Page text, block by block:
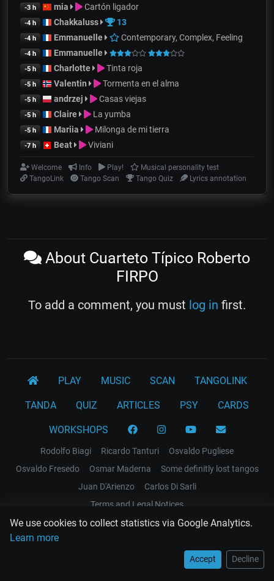
We use cookies to collect statistics via Google Analytics.
Learn more
Accept Decline
-3 h mia Cartón ligador
-4 h Chakkaluss 13
-4 h Emmanuelle Contemporary, Complex, Feeling
-4 h Emmanuelle
-5 h Charlotte Tinta roja
-5 h Valentin Tormenta en el alma
-5 h andrzej Casas viejas
-5 h Claire La yumba
-5 h Mariia Milonga de mi tierra
-7 h Beat Viviani
Welcome Info Play!
Musical personality test
TangoLink
Tango Scan Tango Quiz Lyrics annotation
About Cuarteto Típico Roberto
FIRPO
To add a comment, you must log in first.
PLAY MUSIC SCAN TANGOLINK
TANDA QUIZ ARTICLES PSY CARDS
WORKSHOPS
Rodolfo Biagi Ricardo Tanturi
Osvaldo Pugliese
Osvaldo Fresedo
Osmar Maderna
Some definitly lost tangos
Juan D'Arienzo
Carlos Di Sarli
Terms and Legal Notices
Design Web: Gregory DIAZ